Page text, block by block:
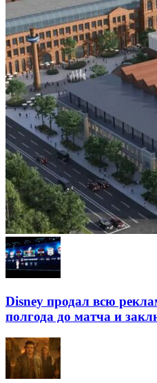
Disney продал всю
полгода до матча и